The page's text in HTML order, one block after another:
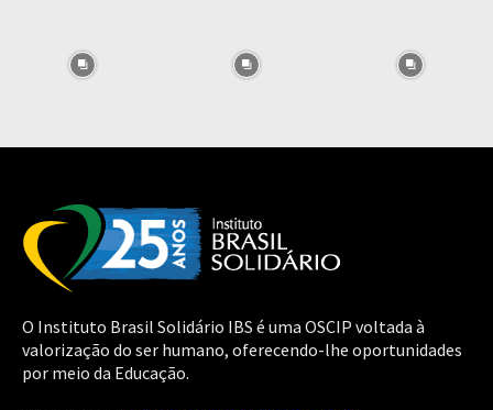
O Instituto Brasil Solidário IBS é uma OSCIP voltada à
valorização do ser humano, oferecendo-lhe oportunidades
por meio da Educação.